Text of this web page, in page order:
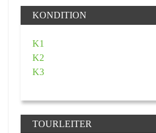
KONDITION
K1
K2
K3
TOURLEITER